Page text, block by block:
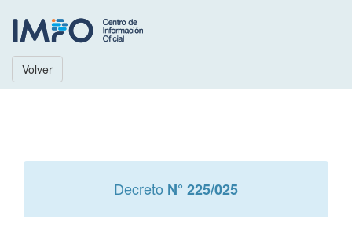
Volver
Decreto N° 225/025